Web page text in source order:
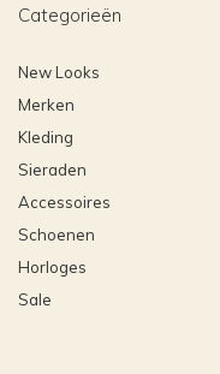
Categorieën
New Looks
Merken
Kleding
Sieraden
Accessoires
Schoenen
Horloges
Sale